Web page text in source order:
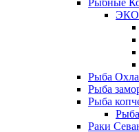
Рыбные
Рыба
Рыба
Рыба
Раки